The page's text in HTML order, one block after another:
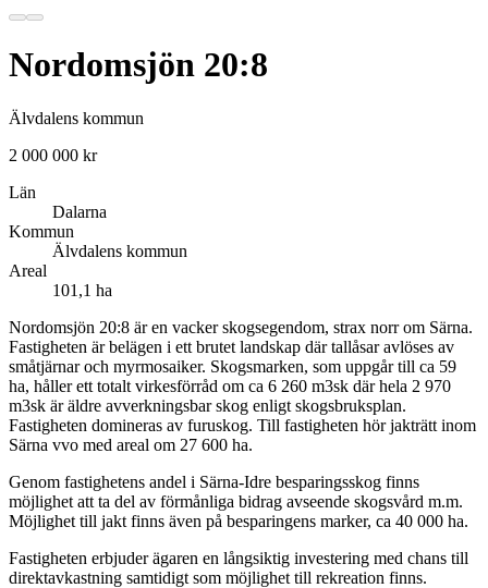
Nordomsjön 20:8
Älvdalens kommun
2 000 000 kr
Län
Dalarna
Kommun
Älvdalens kommun
Areal
101,1 ha
Nordomsjön 20:8 är en vacker skogsegendom, strax norr om Särna.
Fastigheten är belägen i ett brutet landskap där tallåsar avlöses av
småtjärnar och myrmosaiker. Skogsmarken, som uppgår till ca 59
ha, håller ett totalt virkesförråd om ca 6 260 m3sk där hela 2 970
m3sk är äldre avverkningsbar skog enligt skogsbruksplan.
Fastigheten domineras av furuskog. Till fastigheten hör jakträtt inom
Särna vvo med areal om 27 600 ha.
Genom fastighetens andel i Särna-Idre besparingsskog finns
möjlighet att ta del av förmånliga bidrag avseende skogsvård m.m.
Möjlighet till jakt finns även på besparingens marker, ca 40 000 ha.
Fastigheten erbjuder ägaren en långsiktig investering med chans till
direktavkastning samtidigt som möjlighet till rekreation finns.